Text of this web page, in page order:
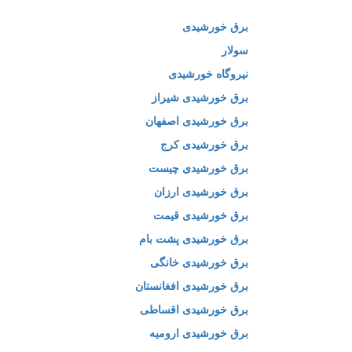
برق خورشیدی
سولار
نیروگاه خورشیدی
برق خورشیدی شیراز
برق خورشیدی اصفهان
برق خورشیدی کرج
برق خورشیدی چیست
برق خورشیدی ارزان
برق خورشیدی قیمت
برق خورشیدی پشت بام
برق خورشیدی خانگی
برق خورشیدی افغانستان
برق خورشیدی اقساطی
برق خورشیدی ارومیه